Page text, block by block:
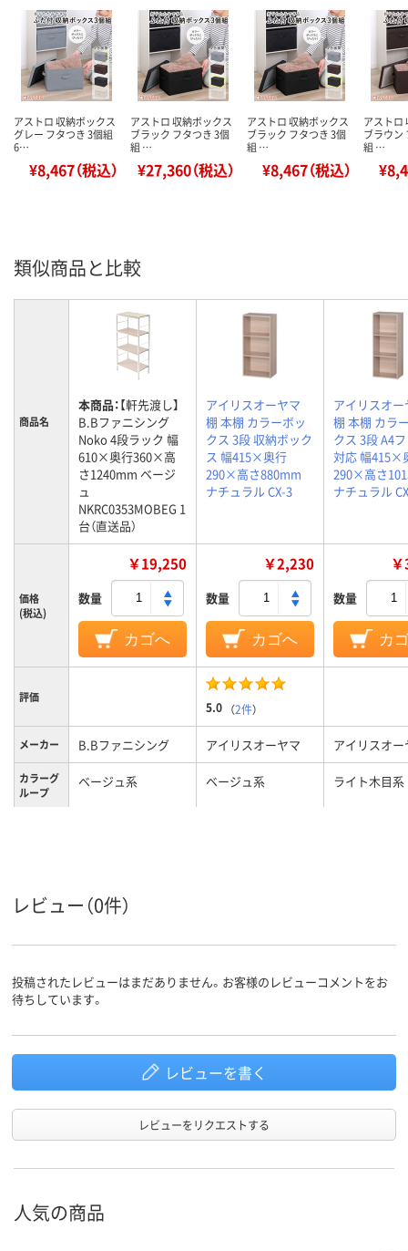
アストロ 収納ボックス
グレー フタつき 3個組
6…
¥8,467（税込）
アストロ 収納ボックス
ブラック フタつき 3個
組 …
¥27,360（税込）
アストロ 収納ボックス
ブラック フタつき 3個
組 …
¥8,467（税込）
アストロ
ブラウン
組 …
類似商品と比較
商品名
本商品：【軒先渡し】
B.Bファニシング
Noko 4段ラック 幅
610×奥行360×高
さ1240mm ベージ
ュ
NKRC0353MOBEG 1
台（直送品）
アイリスオーヤマ
棚 本棚 カラーボッ
クス 3段 収納ボック
ス 幅415×奥行
290×高さ880mm
ナチュラル CX-3
アイリスオー
棚 本棚 カラ
クス 3段 A4
対応 幅415×
290×高さ
ナチュラル
価格
(税込)
￥19,250
数量
カゴへ
￥2,230
数量
カゴへ
数量
カ
評価
5.0 （2件）
メーカー B.Bファニシング アイリスオーヤマ アイリスオー
カラーグ
ループ
ベージュ系 ベージュ系 ライト木目系
レビュー（0件）
投稿されたレビューはまだありません。お客様のレビューコメントをお
待ちしています。
レビューを書く
レビューをリクエストする
人気の商品